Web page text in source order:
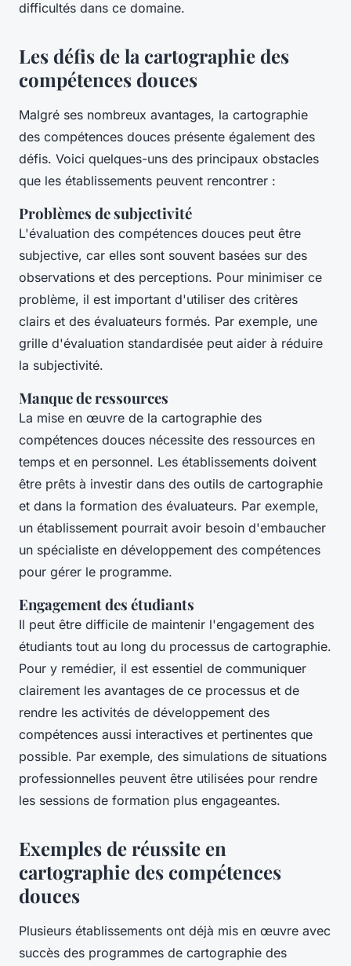
difficultés dans ce domaine.
Les défis de la cartographie des
compétences douces
Malgré ses nombreux avantages, la cartographie
des compétences douces présente également des
défis. Voici quelques-uns des principaux obstacles
que les établissements peuvent rencontrer :
Problèmes de subjectivité
L'évaluation des compétences douces peut être
subjective, car elles sont souvent basées sur des
observations et des perceptions. Pour minimiser ce
problème, il est important d'utiliser des critères
clairs et des évaluateurs formés. Par exemple, une
grille d'évaluation standardisée peut aider à réduire
la subjectivité.
Manque de ressources
La mise en œuvre de la cartographie des
compétences douces nécessite des ressources en
temps et en personnel. Les établissements doivent
être prêts à investir dans des outils de cartographie
et dans la formation des évaluateurs. Par exemple,
un établissement pourrait avoir besoin d'embaucher
un spécialiste en développement des compétences
pour gérer le programme.
Engagement des étudiants
Il peut être difficile de maintenir l'engagement des
étudiants tout au long du processus de cartographie.
Pour y remédier, il est essentiel de communiquer
clairement les avantages de ce processus et de
rendre les activités de développement des
compétences aussi interactives et pertinentes que
possible. Par exemple, des simulations de situations
professionnelles peuvent être utilisées pour rendre
les sessions de formation plus engageantes.
Exemples de réussite en
cartographie des compétences
douces
Plusieurs établissements ont déjà mis en œuvre avec
succès des programmes de cartographie des